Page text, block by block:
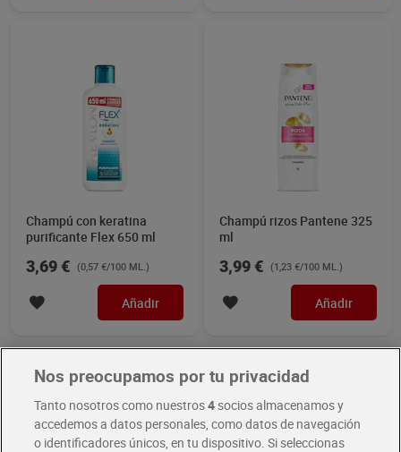
Champú con keratina
purificante Flex 650 ml
3,69 € (0,57 €/100 ML.)
Añadir
Champú rizos Pantene 325
ml
3,99 € (1,23 €/100 ML.)
Añadir
Nos preocupamos por tu privacidad
Tanto nosotros como nuestros4socios almacenamos y
accedemos a datos personales, como datos de navegación
o identificadores únicos, en tu dispositivo. Si seleccionas